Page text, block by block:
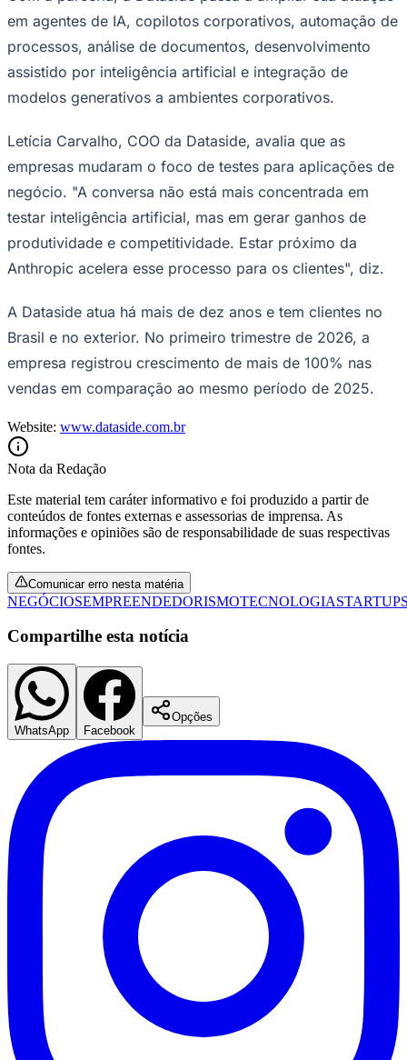
São Paulo
em agentes de IA, copilotos corporativos, automação de
processos, análise de documentos, desenvolvimento
assistido por inteligência artificial e integração de
modelos generativos a ambientes corporativos.
Letícia Carvalho, COO da Dataside, avalia que as
empresas mudaram o foco de testes para aplicações de
negócio. "A conversa não está mais concentrada em
testar inteligência artificial, mas em gerar ganhos de
produtividade e competitividade. Estar próximo da
Anthropic acelera esse processo para os clientes", diz.
A Dataside atua há mais de dez anos e tem clientes no
Brasil e no exterior. No primeiro trimestre de 2026, a
empresa registrou crescimento de mais de 100% nas
vendas em comparação ao mesmo período de 2025.
Website: www.dataside.com.br
Nota da Redação
Este material tem caráter informativo e foi produzido a partir de
conteúdos de fontes externas e assessorias de imprensa. As
informações e opiniões são de responsabilidade de suas respectivas
fontes.
Comunicar erro nesta matéria
NEGÓCIOSEMPREENDEDORISMOTECNOLOGIA
Compartilhe esta notícia
WhatsApp Facebook
Opções